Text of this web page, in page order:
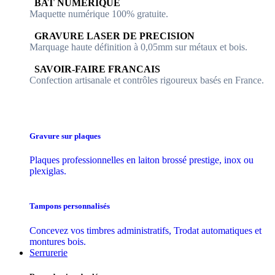
​​ BAT NUMERIQUE
Maquette numérique 100% ​gratuite.
​GRAVURE LASER DE PRECISION
Marquage haute définition à 0,05mm sur métaux et bois.
​SAVOIR-FAIRE FRANCAIS
Confection artisanale et contrôles ​rigoureux basés en France.
Gravure sur plaques
Plaques professionnelles en laiton brossé prestige, inox ou
plexiglas.
Tampons personnalisés
Concevez vos timbres administratifs, Trodat automatiques et
montures bois.
Serrurerie